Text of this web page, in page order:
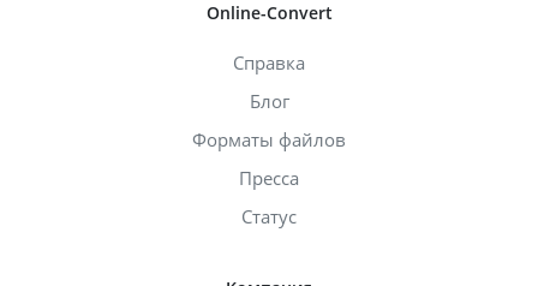
Online-Convert
Справка
Блог
Форматы файлов
Пресса
Статус